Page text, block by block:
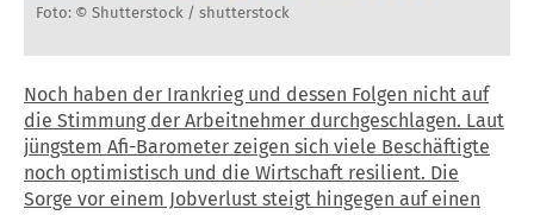
Foto: © Shutterstock / shutterstock
Noch haben der Irankrieg und dessen Folgen nicht auf
die Stimmung der Arbeitnehmer durchgeschlagen. Laut
jüngstem Afi-Barometer zeigen sich viele Beschäftigte
noch optimistisch und die Wirtschaft resilient. Die
Sorge vor einem Jobverlust steigt hingegen auf einen